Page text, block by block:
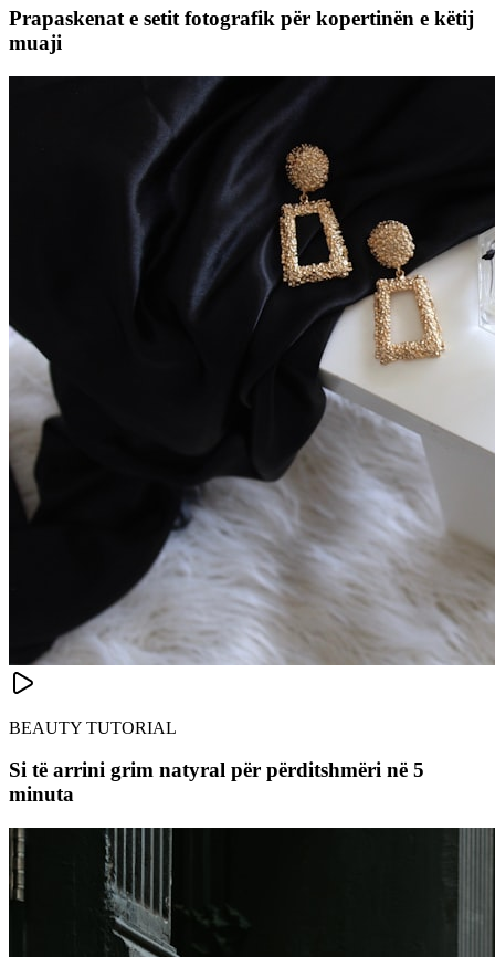
Prapaskenat e setit fotografik për kopertinën e këtij
muaji
BEAUTY TUTORIAL
Si të arrini grim natyral për përditshmëri në 5
minuta